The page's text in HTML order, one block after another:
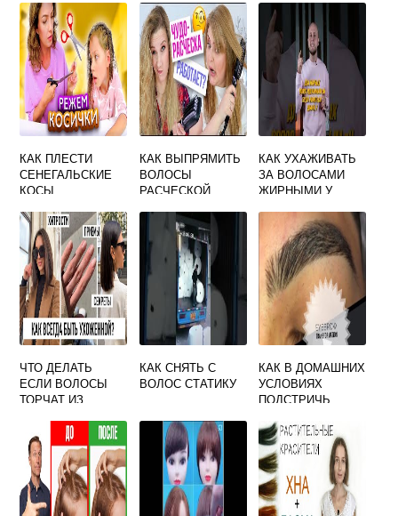
КАК ПЛЕСТИ
СЕНЕГАЛЬСКИЕ
КОСЫ
КАК ВЫПРЯМИТЬ
ВОЛОСЫ
РАСЧЕСКОЙ
КАК УХАЖИВАТЬ
ЗА ВОЛОСАМИ
ЖИРНЫМИ У
СУХИМИ НА
КОНЧИКАХ
ЧТО ДЕЛАТЬ
ЕСЛИ ВОЛОСЫ
ТОРЧАТ ИЗ
КАК СНЯТЬ С
ВОЛОС СТАТИКУ
КАК В ДОМАШНИХ
УСЛОВИЯХ
ПОДСТРИЧЬ